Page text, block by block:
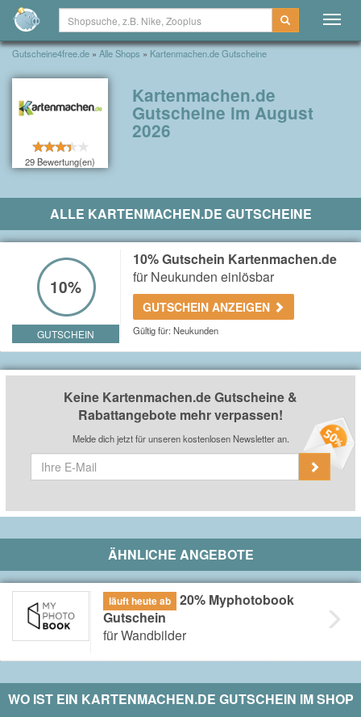
Gutscheine4free.de » Alle Shops » Kartenmachen.de Gutscheine
29 Bewertung(en)
Kartenmachen.de
Gutscheine im August
2026
ALLE KARTENMACHEN.DE GUTSCHEINE
10%
GUTSCHEIN
10% Gutschein Kartenmachen.de
für Neukunden einlösbar
GUTSCHEIN ANZEIGEN
Gültig für: Neukunden
Keine Kartenmachen.de Gutscheine &
Rabattangebote mehr verpassen!
Melde dich jetzt für unseren kostenlosen Newsletter an.
ÄHNLICHE ANGEBOTE
läuft heute ab
20% Myphotobook
Gutschein
für Wandbilder
WO IST EIN KARTENMACHEN.DE GUTSCHEIN IM SHOP